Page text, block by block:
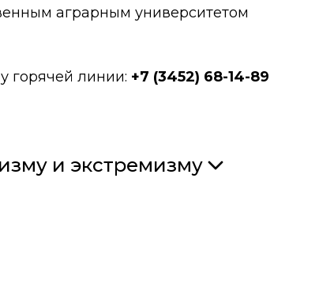
аграрным университетом
горячей линии: +7 (3452) 68-14-89
и экстремизму